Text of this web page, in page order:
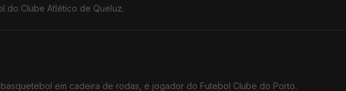
do Clube Atlético de Queluz.
em cadeira de rodas, e jogador do Futebol Clube do Porto.